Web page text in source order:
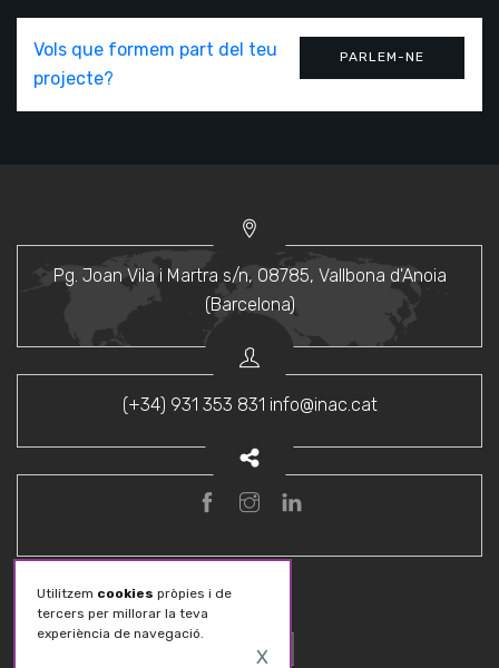
PARLEM-NE
Vols que formem part del teu
projecte?
Pg. Joan Vila i Martra s/n, 08785, Vallbona d'Anoia
(Barcelona)
(+34) 931 353 831 info@inac.cat
Inac Audiovisuals © 2026Avís legal
TOP
Utilitzem cookies pròpies i de
tercers per millorar la teva
experiència de navegació.
X